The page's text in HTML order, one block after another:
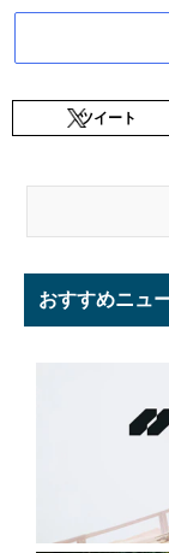
ツイート
おすすめニュ